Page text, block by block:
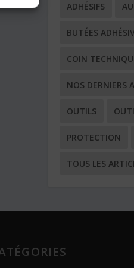
ADHÉSIFS
BUTÉES
COIN
NOS DERNIERS
OUTILS
PROTECTION
TOUS LES